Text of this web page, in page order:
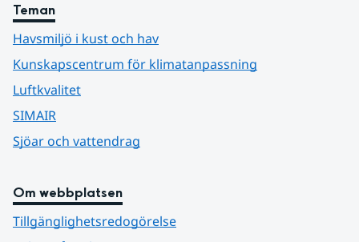
Teman
Havsmiljö i kust och hav
Kunskapscentrum för klimatanpassning
Luftkvalitet
SIMAIR
Sjöar och vattendrag
Om webbplatsen
Tillgänglighetsredogörelse